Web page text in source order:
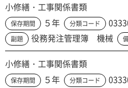
小修繕・工事関係書類
保存期間 ５年 分類コード
副題 役務発注管理簿 機械
小修繕・工事関係書類
保存期間 ５年 分類コード